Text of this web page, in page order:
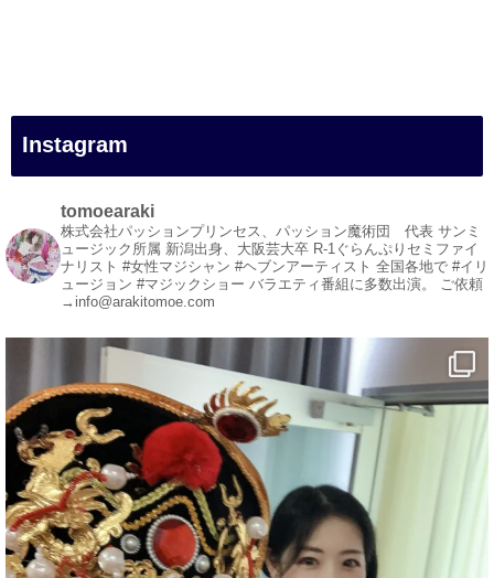
#白浜町
#変面ショー
#イベント
#宴会
#余興
1 5 X
マジシャン派遣 パッションプリンセス【公式】
@comedy_illusion · 5 8月
お疲れ様です
YouTubeを更新しました
https://youtu.be/9Vo2WgtDLME @YouTube
#企業公式がお疲れ様を言い合う
#チャンネル登録おねがいします
Instagram
tomoearaki
株式会社パッションプリンセス、パッション魔術団 代表 サンミ
ュージック所属 新潟出身、大阪芸大卒 R-1ぐらんぷりセミファイ
ナリスト #女性マジシャン #ヘブンアーティスト 全国各地で #イリ
ュージョン #マジックショー バラエティ番組に多数出演。 ご依頼
→info@arakitomoe.com